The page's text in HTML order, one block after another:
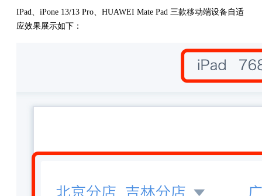
IPad、iPone 13/13 Pro、HUAWEI Mate Pad 三款移动端设备自适
应效果展示如下：